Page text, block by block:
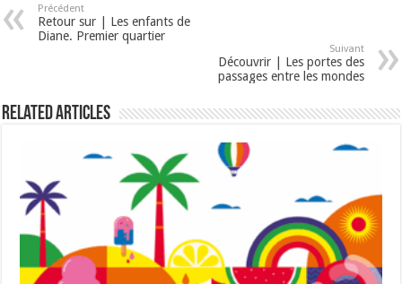
Précédent
Retour sur | Les enfants de
Diane. Premier quartier
Suivant
Découvrir | Les portes des
passages entre les mondes
Related Articles